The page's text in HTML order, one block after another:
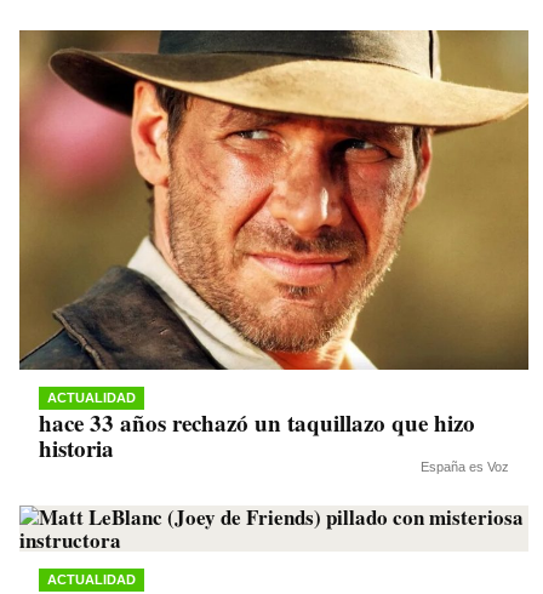
ACTUALIDAD
hace 33 años rechazó un taquillazo que hizo
historia
España es Voz
ACTUALIDAD